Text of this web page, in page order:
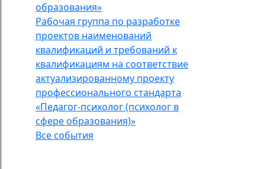
образования»
Рабочая группа по разработке
проектов наименований
квалификаций и требований к
квалификациям на соответствие
актуализированному проекту
профессионального стандарта
«Педагог-психолог (психолог в
сфере образования)»
Все события